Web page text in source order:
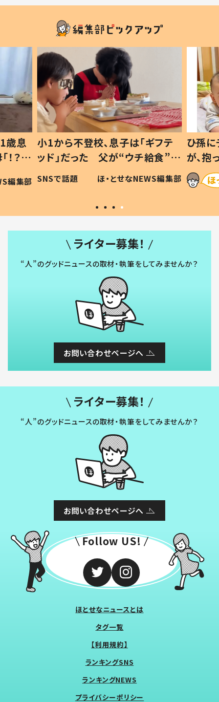
歳息
？」
編集部
小1から不登校、息子は「ギフテ
ッド」だった 父が“ウチ給食”を
作り続ける理由とは #令和の親
#令和の子
SNSで話題 ほ・とせなNEWS編集部
ひ孫
が、
「涙が
い」
ライター募集！
“人”のグッドニュースの取材・執筆をしてみませんか？
お問い合わせページへ
ライター募集！
“人”のグッドニュースの取材・執筆をしてみませんか？
お問い合わせページへ
Follow US!
ほとせなニュースとは
タグ一覧
【利用規約】
ランキングSNS
ランキングNEWS
プライバシーポリシー